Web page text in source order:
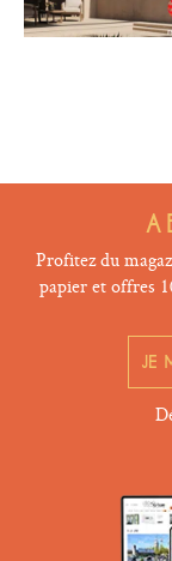
Profitez du
papier et offres
JE